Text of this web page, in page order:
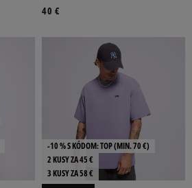
40 €
-10 % S KÓDOM: TOP (MIN. 70 €)
2 KUSY ZA 45 €
3 KUSY ZA 58 €